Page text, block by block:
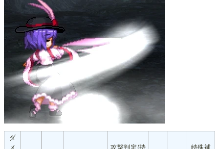
ダ
メ
攻撃判定(持
特殊補